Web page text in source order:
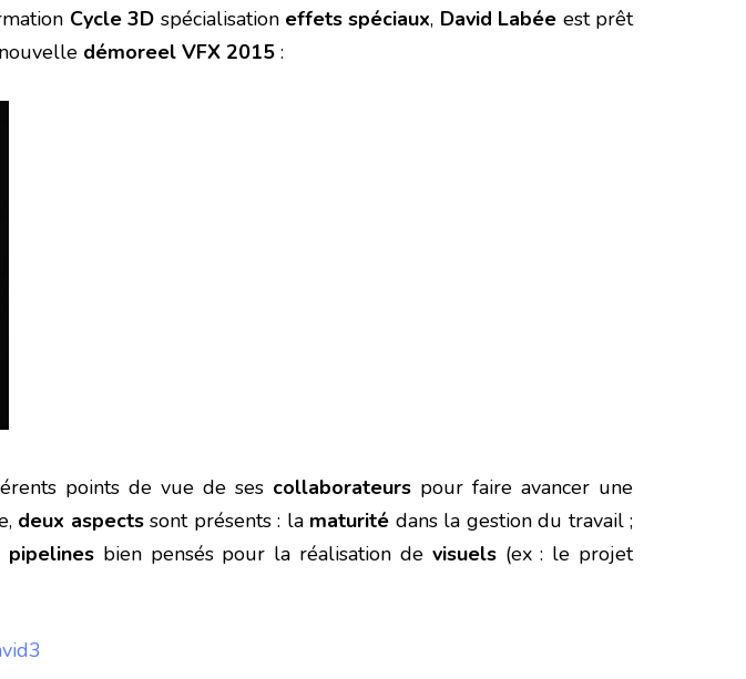
Cycle 3D spécialisation effets spéciaux, David Labée est prêt
démoreel VFX 2015 :
points de vue de ses collaborateurs pour faire avancer une
deux aspectssont présents : la maturité dans la gestion du travail ;
pipelines bien pensés pour la réalisation de visuels (ex : le projet